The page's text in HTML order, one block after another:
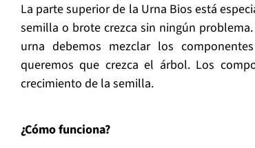
La parte superior de la Urna Bios está
semilla o brote crezca sin ningún
urna debemos mezclar los
queremos que crezca el árbol. Los
crecimiento de la semilla.
¿Cómo funciona?